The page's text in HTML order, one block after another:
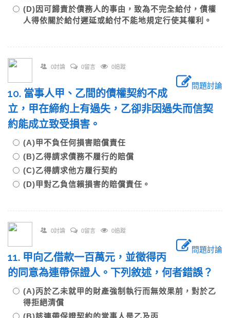
(D)因可歸責於債務人的事由，致為不完全給付，債權
人得依關於給付遲延或給付不能地規定行使其權利。
0討論 0留言 0追蹤
問題討論
10. 當事人甲、乙間的債權契約不成
立，甲在締約上有過失，乙卻非因過失而信契
約能成立致受損害。
(A)甲不負任何損害賠償責任
(B)乙得請求債務不履行的賠償
(C)乙得請求他方履行契約
(D)甲對乙負信賴損害的賠償責任。
0討論 0留言 0追蹤
問題討論
11. 甲向乙借款一百萬元，並徵得丙
的同意為連帶保證人。下列敘述，何者錯誤？
(A)丙於乙未就甲的財產強制執行而無效果前，對於乙
得拒絕清償
(B)該連帶保證契約的當事人是乙及丙